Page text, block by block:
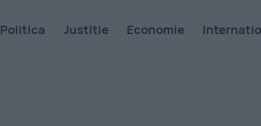
Politica Justitie Economie